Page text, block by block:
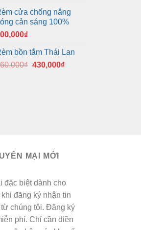
cửa chống nắng
cản sáng 100%
₫
bồn tắm Thái Lan
₫ Giá
430,000₫Giá
MẠI MỚI
đặc biệt dành cho
đăng ký nhận tin
từ chúng tôi. Đăng ký
phí. Chỉ cần điền